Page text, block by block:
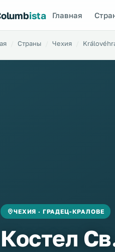
ista Главная
Страны Чехия
ЧЕХИЯ · ГРАДЕЦ-КРАЛОВЕ
Костел